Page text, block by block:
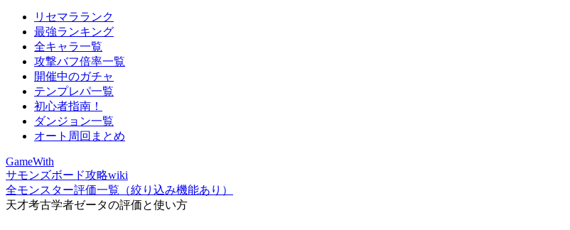
リセマラランク
最強ランキング
全キャラ一覧
攻撃バフ倍率一覧
開催中のガチャ
テンプレパ一覧
初心者指南！
ダンジョン一覧
オート周回まとめ
GameWith
サモンズボード攻略wiki
全モンスター評価一覧（絞り込み機能あり）
天才考古学者ゼータの評価と使い方